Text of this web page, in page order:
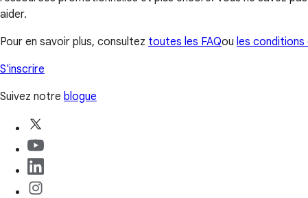
aider.
Pour en savoir plus, consultez toutes les FAQou les
S'inscrire
Suivez notre blogue